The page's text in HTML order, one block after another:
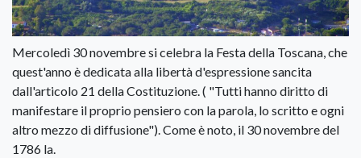
Mercoledì 30 novembre si celebra la Festa della Toscana, che
quest'anno è dedicata alla libertà d'espressione sancita
dall'articolo 21 della Costituzione. ( "Tutti hanno diritto di
manifestare il proprio pensiero con la parola, lo scritto e ogni
altro mezzo di diffusione"). Come è noto, il 30 novembre del
1786 la.